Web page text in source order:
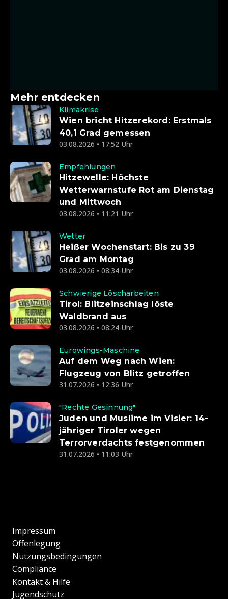
Mehr entdecken
Klimakrise
Wien bricht Hitzerekord: Erstmals
40,1 Grad gemessen
03.08.2026 • 17:52 Uhr
Empfehlungen
Hitzewelle: Höchste
Wetterwarnstufe Rot am Dienstag
und Mittwoch
03.08.2026 • 11:21 Uhr
Wetter
Heißer Wochenstart: Bis zu 39
Grad am Montag
03.08.2026 • 08:34 Uhr
Schwierige Löscharbeiten
Tirol: Blitzeinschlag löste
Waldbrand aus
03.08.2026 • 08:24 Uhr
Eurowings-Maschine
Auf dem Weg nach Wien:
Flugzeug von Blitz getroffen
31.07.2026 • 12:36 Uhr
"Rechte Gesinnung"
Juden und Muslime im Visier: 14-
jähriger Tiroler wegen
Terrorverdachts festgenommen
31.07.2026 • 11:03 Uhr
Impressum
Offenlegung
Nutzungsbedingungen
Compliance
Kontakt & Hilfe
Jugendschutz